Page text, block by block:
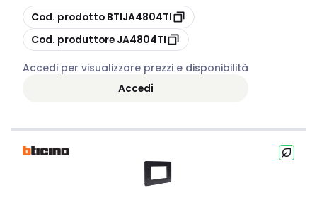
copia
Cod. prodotto BTIJA4804TI
copia
Cod. produttore JA4804TI
Accedi per visualizzare prezzi e disponibilità
Accedi